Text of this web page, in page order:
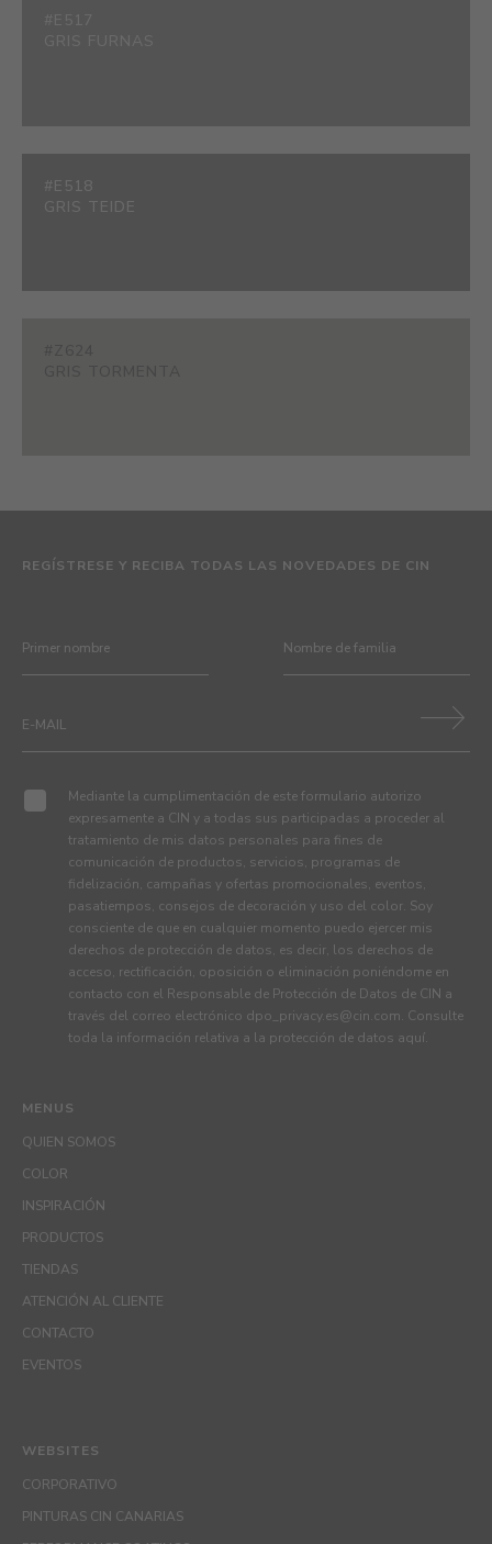
#E518
GRIS TEIDE
MENUS
QUIEN SOMOS
COLOR
INSPIRACIÓN
PRODUCTOS
TIENDAS
ATENCIÓN AL CLIENTE
CONTACTO
EVENTOS
REGÍSTRESE Y RECIBA TODAS LAS NOVEDADES DE CIN
Mediante la cumplimentación de este formulario autorizo
expresamente a CIN y a todas sus participadas a proceder al
tratamiento de mis datos personales para fines de
comunicación de productos, servicios, programas de
fidelización, campañas y ofertas promocionales, eventos,
pasatiempos, consejos de decoración y uso del color. Soy
consciente de que en cualquier momento puedo ejercer mis
derechos de protección de datos, es decir, los derechos de
acceso, rectificación, oposición o eliminación poniéndome en
contacto con el Responsable de Protección de Datos de CIN a
través del correo electrónico dpo_privacy.es@cin.com. Consulte
toda la información relativa a la protección de datos aquí.
WEBSITES
CORPORATIVO
PINTURAS CIN CANARIAS